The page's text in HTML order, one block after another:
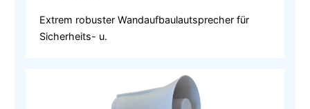
Extrem robuster Wandaufbaulautsprecher für
Sicherheits- u.